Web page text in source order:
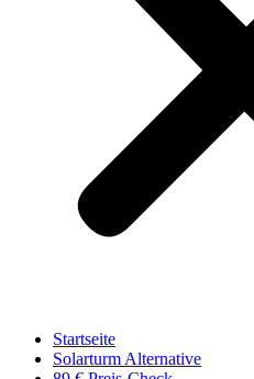
Startseite
Solarturm Alternative